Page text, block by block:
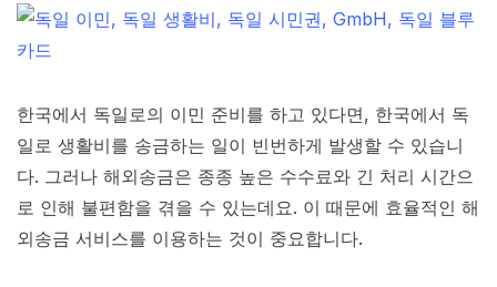
한국에서 독일로의 이민 준비를 하고 있다면, 한국에서 독
일로 생활비를 송금하는 일이 빈번하게 발생할 수 있습니
다. 그러나 해외송금은 종종 높은 수수료와 긴 처리 시간으
로 인해 불편함을 겪을 수 있는데요. 이 때문에 효율적인 해
외송금 서비스를 이용하는 것이 중요합니다.